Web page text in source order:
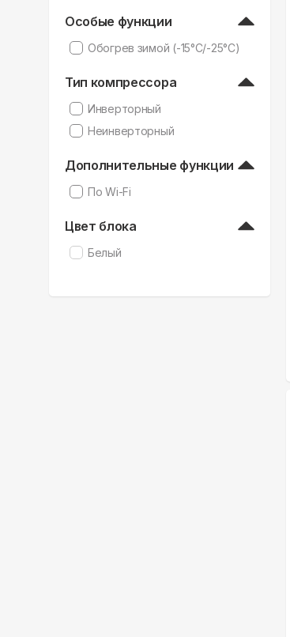
Особые функции
Обогрев зимой (-15°C/-25°C)
Тип компрессора
Инверторный
Неинверторный
Дополнительные функции
По Wi-Fi
Цвет блока
Белый